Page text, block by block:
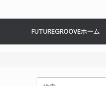
FUTUREGROOVEホーム
検